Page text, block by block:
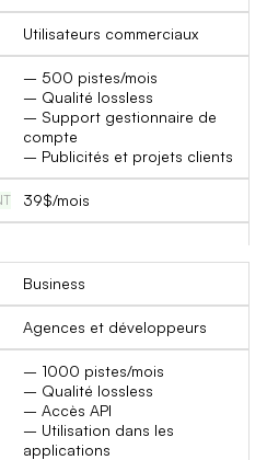
Utilisateurs commerciaux
– 500 pistes/mois
– Qualité lossless
– Support gestionnaire de
compte
– Publicités et projets clients
39$/mois
Business
Agences et développeurs
– 1000 pistes/mois
– Qualité lossless
– Accès API
– Utilisation dans les
applications